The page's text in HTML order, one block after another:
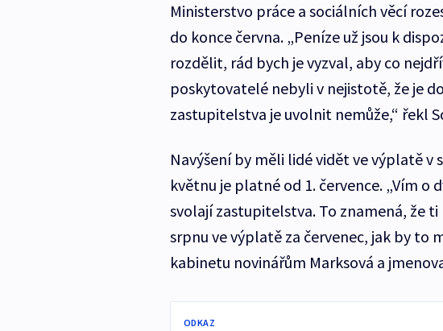
Ministerstvo práce a sociálních věcí
do konce června. „Peníze už jsou k
rozdělit, rád bych je vyzval, aby co
poskytovatelé nebyli v nejistotě, že je
zastupitelstva je uvolnit nemůže,“ řekl
Navýšení by měli lidé vidět ve výplatě v
květnu je platné od 1. července. „Vím o
svolají zastupitelstva. To znamená, že
srpnu ve výplatě za červenec, jak by to
kabinetu novinářům Marksová a
ODKAZ